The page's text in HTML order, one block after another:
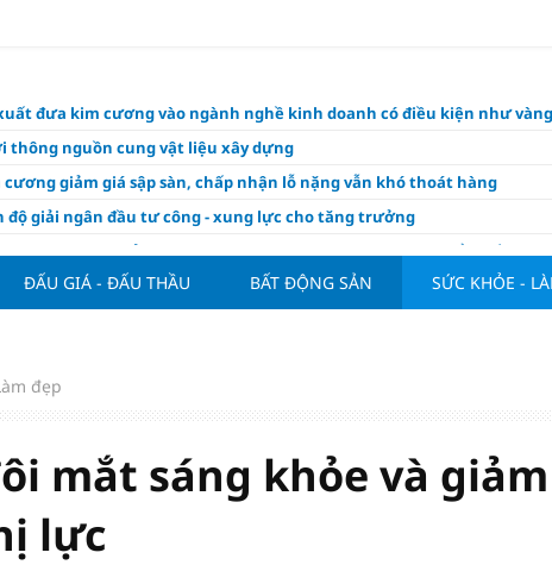
đưa kim cương vào ngành nghề kinh doanh có điều kiện như vàng
thông nguồn cung vật liệu xây dựng
cương giảm giá sập sàn, chấp nhận lỗ nặng vẫn khó thoát hàng
độ giải ngân đầu tư công - xung lực cho tăng trưởng
hôm nay, xem tử vi 12 con giáp hôm nay ngày 6/8/2026: Tuổi Tuất tình
êm đẹp
Ca Blouse Trắng 2026": Giai Điệu Từ Tâm Khơi Mầm Hy Vọng Tại Bệnh
địa ốc sống bằng gì khi thanh khoản lao dốc?
cầu xe điện tăng tốc, thúc đẩy thị trường Đông Nam Á
ĐẤU GIÁ - ĐẤU THẦU BẤT ĐỘNG SẢN SỨC KHỎE -
đẹp
mắt sáng khỏe và giảm
lực